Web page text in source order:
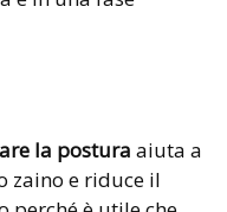
la postura aiuta a
zaino e riduce il